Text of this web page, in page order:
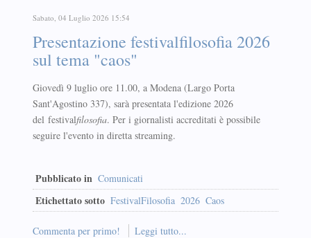
Sabato, 04 Luglio 2026 15:54
Presentazione festivalfilosofia 2026
sul tema "caos"
Giovedì 9 luglio ore 11.00, a Modena (Largo Porta
Sant'Agostino 337), sarà presentata l'edizione 2026
del festivalfilosofia. Per i giornalisti accreditati è possibile
seguire l'evento in diretta streaming.
Pubblicato in Comunicati
Etichettato sotto FestivalFilosofia 2026 Caos
Commenta per primo! Leggi tutto...